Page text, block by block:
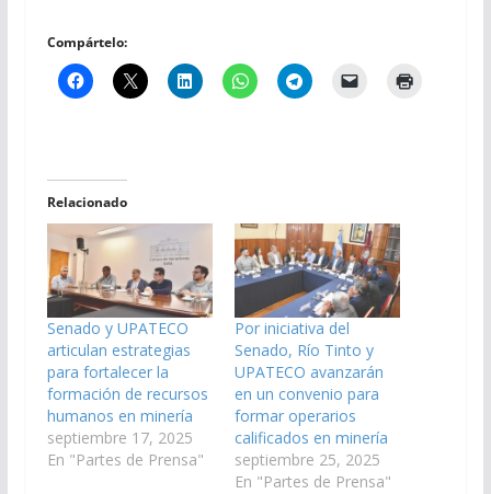
Compártelo:
Relacionado
Senado y UPATECO
articulan estrategias
para fortalecer la
formación de recursos
humanos en minería
septiembre 17, 2025
En "Partes de Prensa"
Por iniciativa del
Senado, Río Tinto y
UPATECO avanzarán
en un convenio para
formar operarios
calificados en minería
septiembre 25, 2025
En "Partes de Prensa"